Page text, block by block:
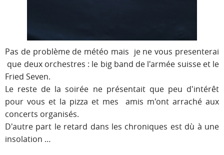
Pas de problème de météo mais je ne vous presenterai
que deux orchestres : le big band de l'armée suisse et le
Fried Seven.
Le reste de la soirée ne présentait que peu d'intérêt
pour vous et la pizza et mes amis m'ont arraché aux
concerts organisés.
D'autre part le retard dans les chroniques est dù à une
insolation …